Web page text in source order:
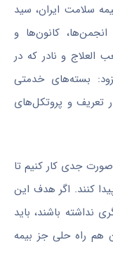
سلامت ایران، سید
کانون‌ها و
و نادر که در
بسته‌های خدمتی
تعریف و پروتکل‌های
صورت جدی کار کنیم تا
کنند. اگر هدف این
نداشته باشند، باید
هم راه حلی جز بیمه